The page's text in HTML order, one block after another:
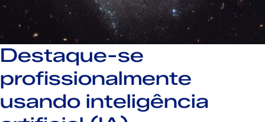
Destaque-se
profissionalmente
usando inteligência